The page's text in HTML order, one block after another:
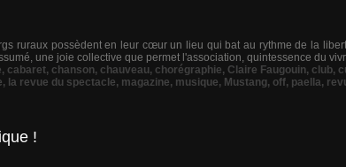
ruraux possèdent en leur cœur un lieu qui bat au rythme de la
une joie collective que permet l'association, quintessence du
, cabaret, chanson, chauveau, chorégraphie, Claire Faugouin, club,
, la revue du spectacle, magazine, musique, Mustang, off, paella,
!